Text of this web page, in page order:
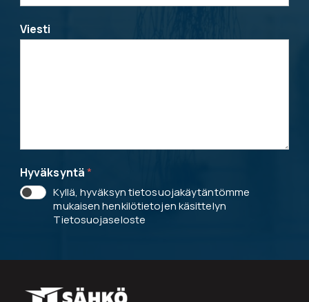
Viesti
Hyväksyntä*
Kyllä, hyväksyn tietosuojakäytäntömme
mukaisen henkilötietojen käsittelyn
Tietosuojaseloste